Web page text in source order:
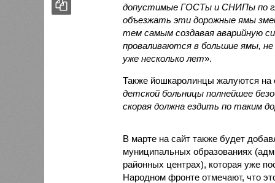
допустимые ГОСТы и СНИПы по
объезжать эти дорожные ямы
тем самым создавая аварийную
проваливаются в большие ямы,
уже несколько лет».
Также йошкаролинцы жалуются на
детской больницы полнейшее
скорая должна ездить по таким
В марте на сайт также будет
муниципальных образованиях
районных центрах), которая уже
Народном фронте отмечают, что